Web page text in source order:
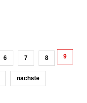
6 7 8 9
nächste